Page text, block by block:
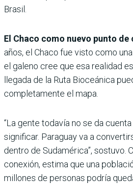
Brasil.
El Chaco como nuevo punto de
años, el Chaco fue visto como
el galeno cree que esa realidad
llegada de la Ruta Bioceánica
completamente el mapa.
“La gente todavía no se da
significar. Paraguay va a
dentro de Sudamérica”, sostuvo.
conexión, estima que una
millones de personas podría